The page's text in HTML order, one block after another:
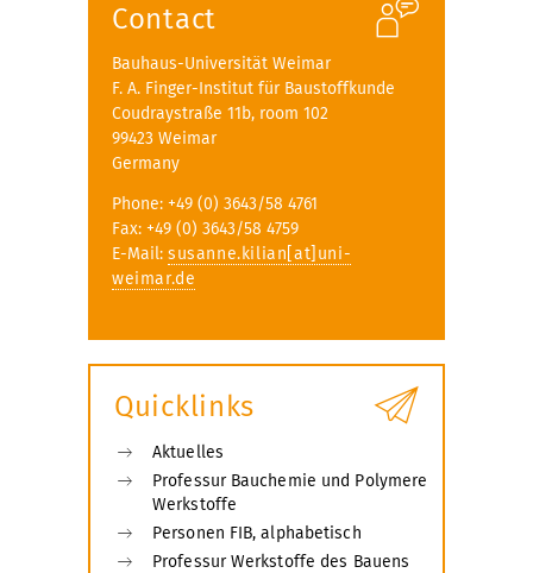
Contact
Bauhaus-Universität Weimar
F. A. Finger-Institut für Baustoffkunde
Coudraystraße 11b, room 102
99423 Weimar
Germany
Phone: +49 (0) 3643/58 4761
Fax: +49 (0) 3643/58 4759
E-Mail: susanne.kilian[at]uni-
weimar.de
Quicklinks
Aktuelles
Professur Bauchemie und Polymere
Werkstoffe
Personen FIB, alphabetisch
Professur Werkstoffe des Bauens